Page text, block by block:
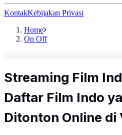
KontakKebijakan Privasi
Home
On Off
Streaming Film
Daftar Film Indo
Ditonton Online di